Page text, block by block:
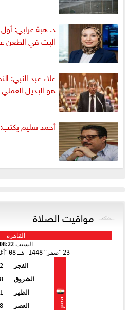
د. هبة عرابي:
البت في الطعن
علاء عبد النبي:
هو البديل
أحمد سليم يكتب:
مواقيت الصلاة
السبت 08:22 مـ
23 صفر 1448 هـ 08
مصر
الفجر
الشروق
الظهر
العصر